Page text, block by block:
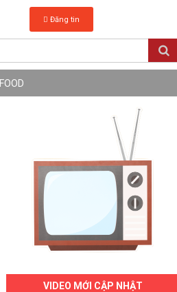
Đăng tin
FOOD
VIDEO MỚI CẬP NHẬT